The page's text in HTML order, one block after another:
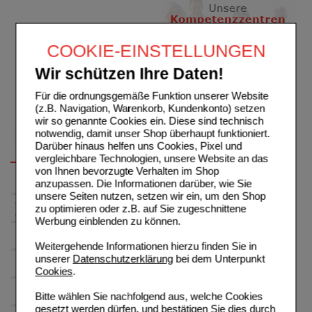
COOKIE-EINSTELLUNGEN
Wir schützen Ihre Daten!
Für die ordnungsgemäße Funktion unserer Website
(z.B. Navigation, Warenkorb, Kundenkonto) setzen
wir so genannte Cookies ein. Diese sind technisch
notwendig, damit unser Shop überhaupt funktioniert.
Darüber hinaus helfen uns Cookies, Pixel und
vergleichbare Technologien, unsere Website an das
von Ihnen bevorzugte Verhalten im Shop
anzupassen. Die Informationen darüber, wie Sie
unsere Seiten nutzen, setzen wir ein, um den Shop
zu optimieren oder z.B. auf Sie zugeschnittene
Werbung einblenden zu können.
Weitergehende Informationen hierzu finden Sie in
unserer Datenschutzerklärungbei dem Unterpunkt
Cookies.
Bitte wählen Sie nachfolgend aus, welche Cookies
gesetzt werden dürfen, und bestätigen Sie dies durch